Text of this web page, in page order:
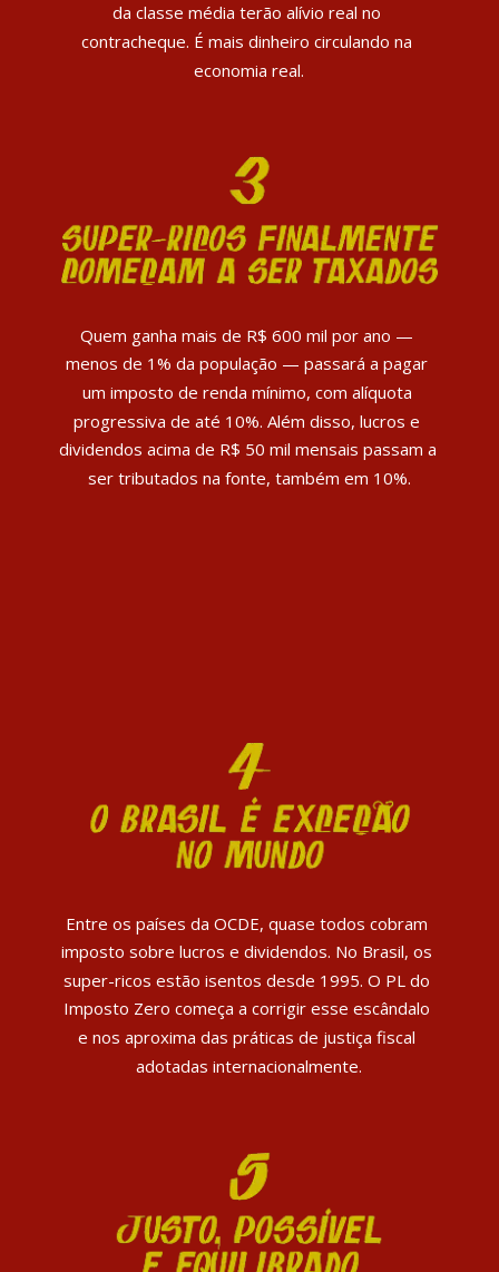
da classe média terão alívio real no
contracheque. É mais dinheiro circulando na
economia real.
Quem ganha mais de R$ 600 mil por ano —
menos de 1% da população — passará a pagar
um imposto de renda mínimo, com alíquota
progressiva de até 10%. Além disso, lucros e
dividendos acima de R$ 50 mil mensais passam a
ser tributados na fonte, também em 10%.
Entre os países da OCDE, quase todos cobram
imposto sobre lucros e dividendos. No Brasil, os
super-ricos estão isentos desde 1995. O PL do
Imposto Zero começa a corrigir esse escândalo
e nos aproxima das práticas de justiça fiscal
adotadas internacionalmente.